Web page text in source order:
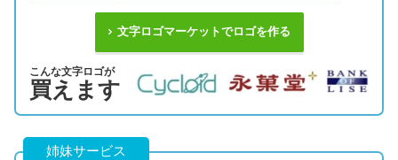
文字ロゴマーケットでロゴを作る
こんな文字ロゴが
買えます
姉妹サービス